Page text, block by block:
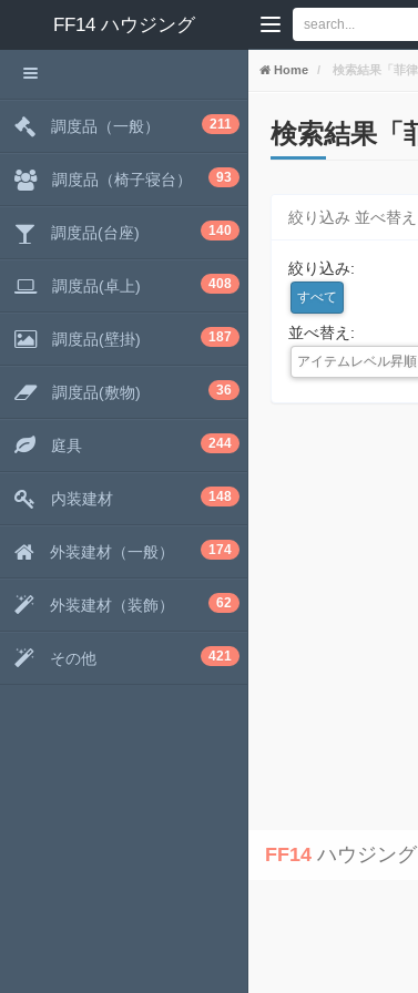
FF14 ハウジング
Home 検索結果「菲
検索結果「
絞り込み 並べ替え
絞り込み:
すべて
並べ替え:
アイテムレベル昇順
調度品（一般） 211
調度品（椅子寝台） 93
調度品(台座) 140
調度品(卓上) 408
調度品(壁掛) 187
調度品(敷物) 36
庭具 244
内装建材 148
外装建材（一般） 174
外装建材（装飾） 62
その他 421
FF14 ハウジング